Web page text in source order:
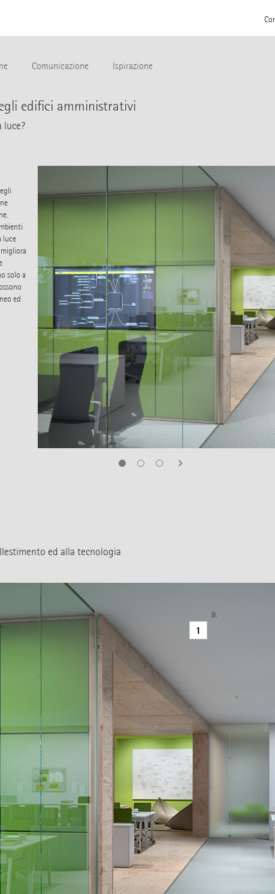
Comunicazione Ispirazione
edifici amministrativi
luce?
luce
solo a
ed
ed alla tecnologia
1